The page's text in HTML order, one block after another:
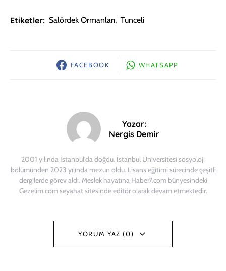
Etiketler: Salördek Ormanları, Tunceli
FACEBOOK WHATSAPP
Yazar:
Nergis Demir
2001 yılında İstanbul’da doğdu. İstanbul Üniversitesi sosyoloji
bölümünden 2023 yılında mezun oldu. Lisans eğitimi sürecinde çeşitli
dergilerde görev aldı. Meslek hayatına Haber7.com bünyesindeki
Gezelim.com seyahat sitesinde editör olarak devam etmektedir.
YORUM YAZ (0)